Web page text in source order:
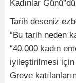
Kadınlar
Tarih deseniz
“Bu tarih neden
“40.000 kadın
iyileştirilmesi için
Greve